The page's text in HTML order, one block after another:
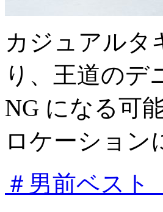
カジュアルタ
り、王道のデ
NG になる可
ロケーション
＃男前ベス